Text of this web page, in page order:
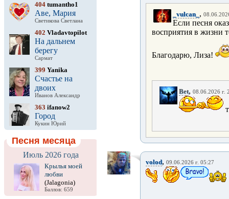
404 tumantho1
Аве, Мария
Светикова Светлана
402 Vladavtopilot
На дальнем
берегу
Сармат
399 Yanika
Счастье на
двоих
Иванов Александр
363 ifanow2
Город
Кукин Юрий
Песня месяца
Июль 2026 года
Крылья моей
любви
(Jalagonia)
Баллов: 659
_vulcan_ ,
Если песня
восприятия в жизни
Благодарю, Лиза!
Bet, 08.06.2026 г.
volod, 09.06.2026 г. 05:27